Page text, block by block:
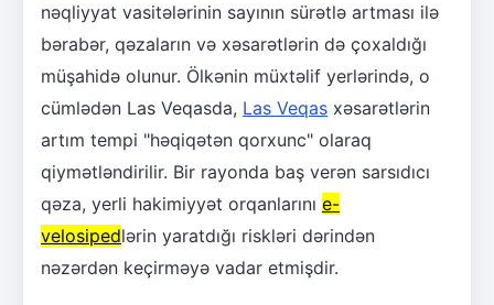
nəqliyyat vasitələrinin sayının sürətlə artması ilə
bərabər, qəzaların və xəsarətlərin də çoxaldığı
müşahidə olunur. Ölkənin müxtəlif yerlərində, o
cümlədən Las Veqasda, Las Veqas xəsarətlərin
artım tempi "həqiqətən qorxunc" olaraq
qiymətləndirilir. Bir rayonda baş verən sarsıdıcı
qəza, yerli hakimiyyət orqanlarını e-
velosipedlərin yaratdığı riskləri dərindən
nəzərdən keçirməyə vadar etmişdir.